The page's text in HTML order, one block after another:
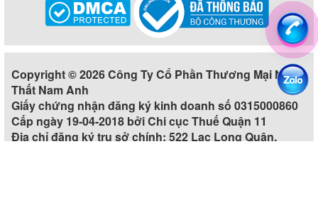
Copyright © 2026 Công Ty Cổ Phần Thương Mại Nội
Thất Nam Anh
Giấy chứng nhận đăng ký kinh doanh số 0315000860
Cấp ngày 19-04-2018 bởi Chi cục Thuế Quận 11
Địa chỉ đăng ký trụ sở chính: 522 Lạc Long Quân,